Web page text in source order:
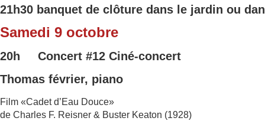
21h30 banquet de clôture dans le jardin ou
Samedi 9 octobre
20h Concert #12 Ciné-concert
Thomas février, piano
Film «Cadet d’Eau Douce»
de Charles F. Reisner & Buster Keaton (1928)